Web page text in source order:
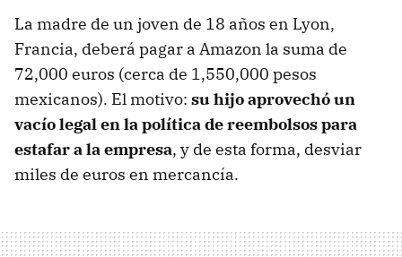
La madre de un joven de 18 años en Lyon,
Francia, deberá pagar a Amazon la suma de
72,000 euros (cerca de 1,550,000 pesos
mexicanos). El motivo: su hijo aprovechó un
vacío legal en la política de reembolsos para
estafar a la empresa, y de esta forma, desviar
miles de euros en mercancía.